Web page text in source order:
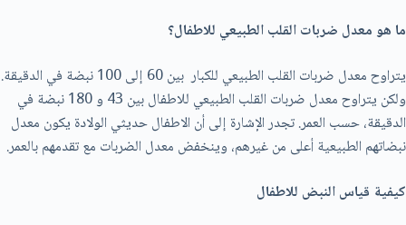
ما هو معدل ضربات القلب الطبيعي للاطفال؟
يتراوح معدل ضربات القلب الطبيعي للكبار بين 60 إلى 100 نبضة في الدقيقة.
ولكن يتراوح معدل ضربات القلب الطبيعي للاطفال بين 43 و 180 نبضة في
الدقيقة، حسب العمر. تجدر الإشارة إلی أن الاطفال حديثي الولادة يكون معدل
نبضاتهم الطبيعية أعلى من غيرهم، وينخفض معدل الضربات مع تقدمهم بالعمر.
كيفية قياس النبض للاطفال